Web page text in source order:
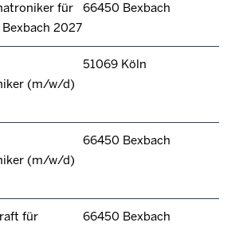
für
2027
66450 Bexbach
(m/w/d)
51069 Köln
(m/w/d)
66450 Bexbach
für
66450 Bexbach